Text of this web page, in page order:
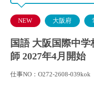
NEW 大阪府
国語 大阪国際中
師 2027年4月開始
仕事NO：O272-2608-039kok